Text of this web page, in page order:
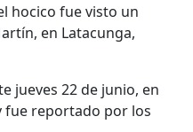
hocico fue visto un
en Latacunga,
jueves 22 de junio, en
fue reportado por los